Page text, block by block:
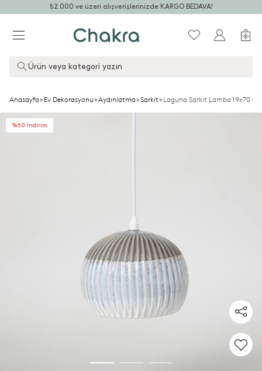
₺2.000 ve üzeri alışverişlerinizde KARGO BEDAVA!
Ürün veya kategori yazın
Anasayfa>Ev Dekorasyonu>Aydınlatma>Sarkıt>Laguna Sarkıt Lamba 19x70
%50 İndirim